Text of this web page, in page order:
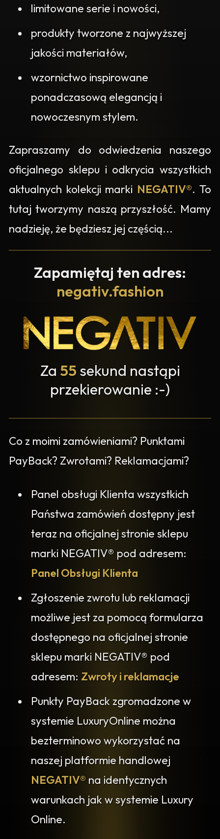
limitowane serie i nowości,
produkty tworzone z najwyższej
jakości materiałów,
wzornictwo inspirowane
ponadczasową elegancją i
nowoczesnym stylem.
Zapraszamy do odwiedzenia naszego
oficjalnego sklepu i odkrycia wszystkich
aktualnych kolekcji marki NEGATIV®. To
tutaj tworzymy naszą przyszłość. Mamy
nadzieję, że będziesz jej częścią...
Zapamiętaj ten adres:
negativ.fashion
Za 54 sekund nastąpi
przekierowanie :-)
Co z moimi zamówieniami? Punktami
PayBack? Zwrotami? Reklamacjami?
Panel obsługi Klienta wszystkich
Państwa zamówień dostępny jest
teraz na oficjalnej stronie sklepu
marki NEGATIV® pod adresem:
Panel Obsługi Klienta
Zgłoszenie zwrotu lub reklamacji
możliwe jest za pomocą formularza
dostępnego na oficjalnej stronie
sklepu marki NEGATIV® pod
adresem: Zwroty i reklamacje
Punkty PayBack zgromadzone w
systemie LuxuryOnline można
bezterminowo wykorzystać na
naszej platformie handlowej
NEGATIV® na identycznych
warunkach jak w systemie Luxury
Online.